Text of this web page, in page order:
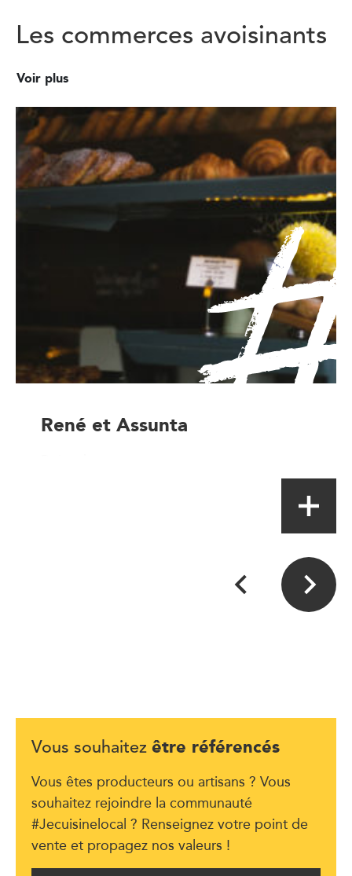
Les commerces avoisinants
Voir plus
René et Assunta
Vous souhaitez être référencés
Vous êtes producteurs ou artisans ? Vous
souhaitez rejoindre la communauté
#Jecuisinelocal ? Renseignez votre point de
vente et propagez nos valeurs !